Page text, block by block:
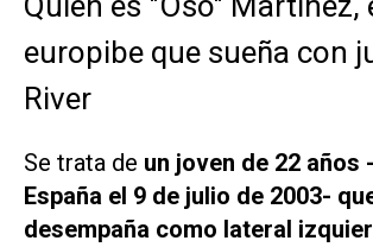
europibe que sueña con
River
Se trata de un joven de 22 años
España el 9 de julio de 2003-
desempaña como lateral